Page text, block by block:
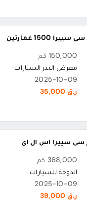
150,000 كم
معرض البدر السيارات
2025-10-09
ر.ق 35,000
368,000 كم
الدوحة للسيارات
2025-10-09
ر.ق 39,000